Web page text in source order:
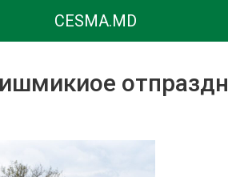
CESMA.MD